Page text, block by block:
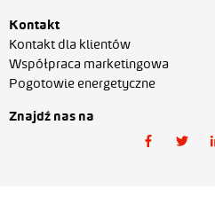
Kontakt
Kontakt dla klientów
Współpraca marketingowa
Pogotowie energetyczne
Znajdź nas na